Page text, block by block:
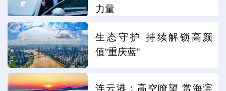
力量
生态守护 持续解锁高颜
值“重庆蓝”
连云港：高空瞭望 赏海滨